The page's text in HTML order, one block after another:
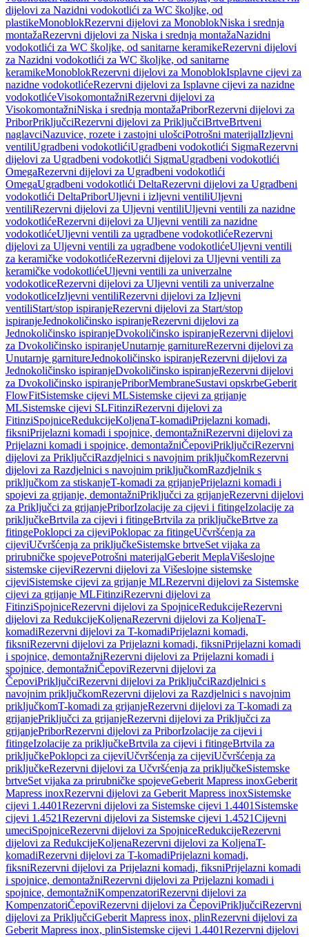
dijelovi za Nazidni vodokotlići za WC školjke, od
plastikeMonoblokRezervni dijelovi za MonoblokNiska i srednja
montažaRezervni dijelovi za Niska i srednja montažaNazidni
vodokotlići za WC školjke, od sanitarne keramikeRezervni dijelovi
za Nazidni vodokotlići za WC školjke, od sanitarne
keramikeMonoblokRezervni dijelovi za MonoblokIsplavne cijevi za
nazidne vodokotlićeRezervni dijelovi za Isplavne cijevi za nazidne
vodokotlićeVisokomontažniRezervni dijelovi za
VisokomontažniNiska i srednja montažaPriborRezervni dijelovi za
PriborPriključciRezervni dijelovi za PriključciBrtveBrtveni
naglavciNazuvice, rozete i zastojni ulošciPotrošni materijalIzljevni
ventiliUgradbeni vodokotlićiUgradbeni vodokotlići SigmaRezervni
dijelovi za Ugradbeni vodokotlići SigmaUgradbeni vodokotlići
OmegaRezervni dijelovi za Ugradbeni vodokotlići
OmegaUgradbeni vodokotlići DeltaRezervni dijelovi za Ugradbeni
vodokotlići DeltaPriborUljevni i izljevni ventiliUljevni
ventiliRezervni dijelovi za Uljevni ventiliUljevni ventili za nazidne
vodokotlićeRezervni dijelovi za Uljevni ventili za nazidne
vodokotlićeUljevni ventili za ugradbene vodokotlićeRezervni
dijelovi za Uljevni ventili za ugradbene vodokotlićeUljevni ventili
za keramičke vodokotlićeRezervni dijelovi za Uljevni ventili za
keramičke vodokotlićeUljevni ventili za univerzalne
vodokotliceRezervni dijelovi za Uljevni ventili za univerzalne
vodokotliceIzljevni ventiliRezervni dijelovi za Izljevni
ventiliStart/stop ispiranjeRezervni dijelovi za Start/stop
ispiranjeJednokoličinsko ispiranjeRezervni dijelovi za
Jednokoličinsko ispiranjeDvokoličinsko ispiranjeRezervni dijelovi
za Dvokoličinsko ispiranjeUnutarnje garnitureRezervni dijelovi za
Unutarnje garnitureJednokoličinsko ispiranjeRezervni dijelovi za
Jednokoličinsko ispiranjeDvokoličinsko ispiranjeRezervni dijelovi
za Dvokoličinsko ispiranjePriborMembraneSustavi opskrbeGeberit
FlowFitSistemske cijevi MLSistemske cijevi za grijanje
MLSistemske cijevi SLFitinziRezervni dijelovi za
FitinziSpojniceRedukcijeKoljenaT-komadiPrijelazni komadi,
fiksniPrijelazni komadi i spojnice, demontažniRezervni dijelovi za
Prijelazni komadi i spojnice, demontažniČepoviPriključciRezervni
dijelovi za PriključciRazdjelnici s navojnim priključkomRezervni
dijelovi za Razdjelnici s navojnim priključkomRazdjelnik s
priključkom za stiskanjeT-komadi za grijanjePrijelazni komadi i
spojevi za grijanje, demontažniPriključci za grijanjeRezervni dijelovi
za Priključci za grijanjePriborIzolacije za cijevi i fitingeIzolacije za
priključkeBrtvila za cijevi i fitingeBrtvila za priključkeBrtve za
fitingePoklopci za cijeviPoklopac za fitingeUčvršćenja za
cijeviUčvršćenja za priključkeSistemske brtveSet vijaka za
prirubničke spojevePotrošni materijalGeberit MeplaVišeslojne
sistemske cijeviRezervni dijelovi za Višeslojne sistemske
cijeviSistemske cijevi za grijanje MLRezervni dijelovi za Sistemske
cijevi za grijanje MLFitinziRezervni dijelovi za
FitinziSpojniceRezervni dijelovi za SpojniceRedukcijeRezervni
dijelovi za RedukcijeKoljenaRezervni dijelovi za KoljenaT-
komadiRezervni dijelovi za T-komadiPrijelazni komadi,
fiksniRezervni dijelovi za Prijelazni komadi, fiksniPrijelazni komadi
i spojnice, demontažniRezervni dijelovi za Prijelazni komadi i
spojnice, demontažniČepoviRezervni dijelovi za
ČepoviPriključciRezervni dijelovi za PriključciRazdjelnici s
navojnim priključkomRezervni dijelovi za Razdjelnici s navojnim
priključkomT-komadi za grijanjeRezervni dijelovi za T-komadi za
grijanjePriključci za grijanjeRezervni dijelovi za Priključci za
grijanjePriborRezervni dijelovi za PriborIzolacije za cijevi i
fitingeIzolacije za priključkeBrtvila za cijevi i fitingeBrtvila za
priključkePoklopci za cijeviUčvršćenja za cijeviUčvršćenja za
priključkeRezervni dijelovi za Učvršćenja za priključkeSistemske
brtveSet vijaka za prirubničke spojeveGeberit Mapress inoxGeberit
Mapress inoxRezervni dijelovi za Geberit Mapress inoxSistemske
cijevi 1.4401Rezervni dijelovi za Sistemske cijevi 1.4401 Sistemske
cijevi 1.4521Rezervni dijelovi za Sistemske cijevi 1.4521Cijevni
umeciSpojniceRezervni dijelovi za SpojniceRedukcijeRezervni
dijelovi za RedukcijeKoljenaRezervni dijelovi za KoljenaT-
komadiRezervni dijelovi za T-komadiPrijelazni komadi,
fiksniRezervni dijelovi za Prijelazni komadi, fiksniPrijelazni komadi
i spojnice, demontažniRezervni dijelovi za Prijelazni komadi i
spojnice, demontažniKompenzatoriRezervni dijelovi za
KompenzatoriČepoviRezervni dijelovi za ČepoviPriključciRezervni
dijelovi za PriključciGeberit Mapress inox, plinRezervni dijelovi za
Geberit Mapress inox, plinSistemske cijevi 1.4401Rezervni dijelovi